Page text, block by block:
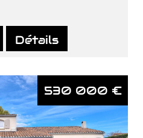
Détails
530 000 €